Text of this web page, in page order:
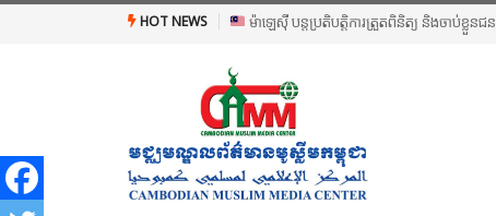
HOT NEWS ម៉ាឡេស៊ី បន្តប្រតិបត្តិការត្រួតពិនិត្យ និងចាប់ខ្លួន